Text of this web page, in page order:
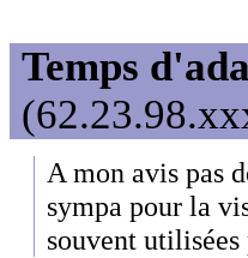
Temps
A mon avis pas
sympa pour la
souvent